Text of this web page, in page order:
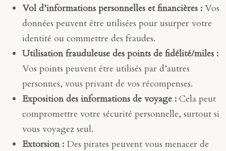
Vol d’informations personnelles et financières : Vos
données peuvent être utilisées pour usurper votre
identité ou commettre des fraudes.
Utilisation frauduleuse des points de fidélité/miles :
Vos points peuvent être utilisés par d’autres
personnes, vous privant de vos récompenses.
Exposition des informations de voyage : Cela peut
compromettre votre sécurité personnelle, surtout si
vous voyagez seul.
Extorsion : Des pirates peuvent vous menacer de